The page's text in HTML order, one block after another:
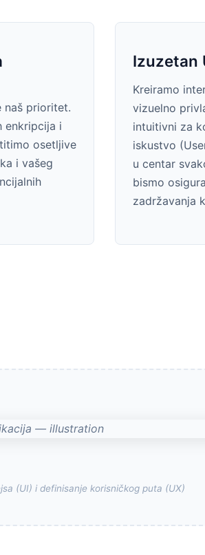
naš prioritet.
enkripcija i
osetljive
i vašeg
Izuzetan
Kreiramo
vizuelno
intuitivni za
iskustvo
u centar
bismo
zadržavanja
(UI) i definisanje korisničkog puta (UX)